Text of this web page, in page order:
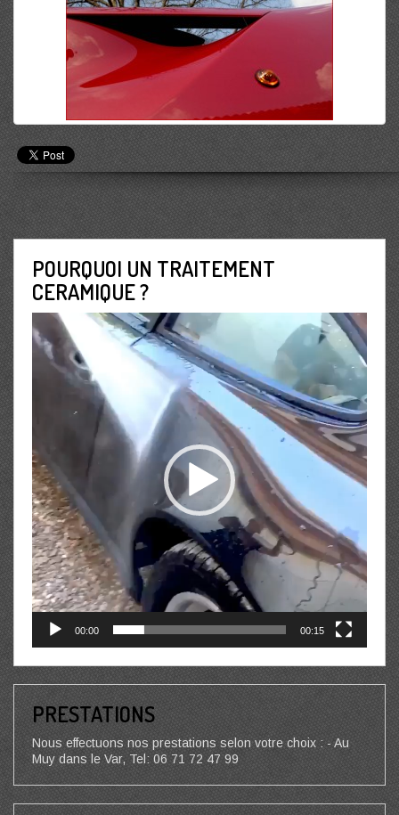
POURQUOI UN TRAITEMENT
CERAMIQUE ?
Lecteur
vidéo
00:00 00:15
PRESTATIONS
Nous effectuons nos prestations selon votre choix : - Au
Muy dans le Var, Tel: 06 71 72 47 99